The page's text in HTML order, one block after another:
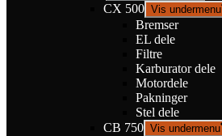
CX 500 Vis undermenu
Bremser
EL dele
Filtre
Karburator dele
Motordele
Pakninger
Stel dele
CB 750 Vis undermenu